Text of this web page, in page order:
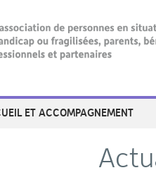
ET ACCOMPAGNEMENT